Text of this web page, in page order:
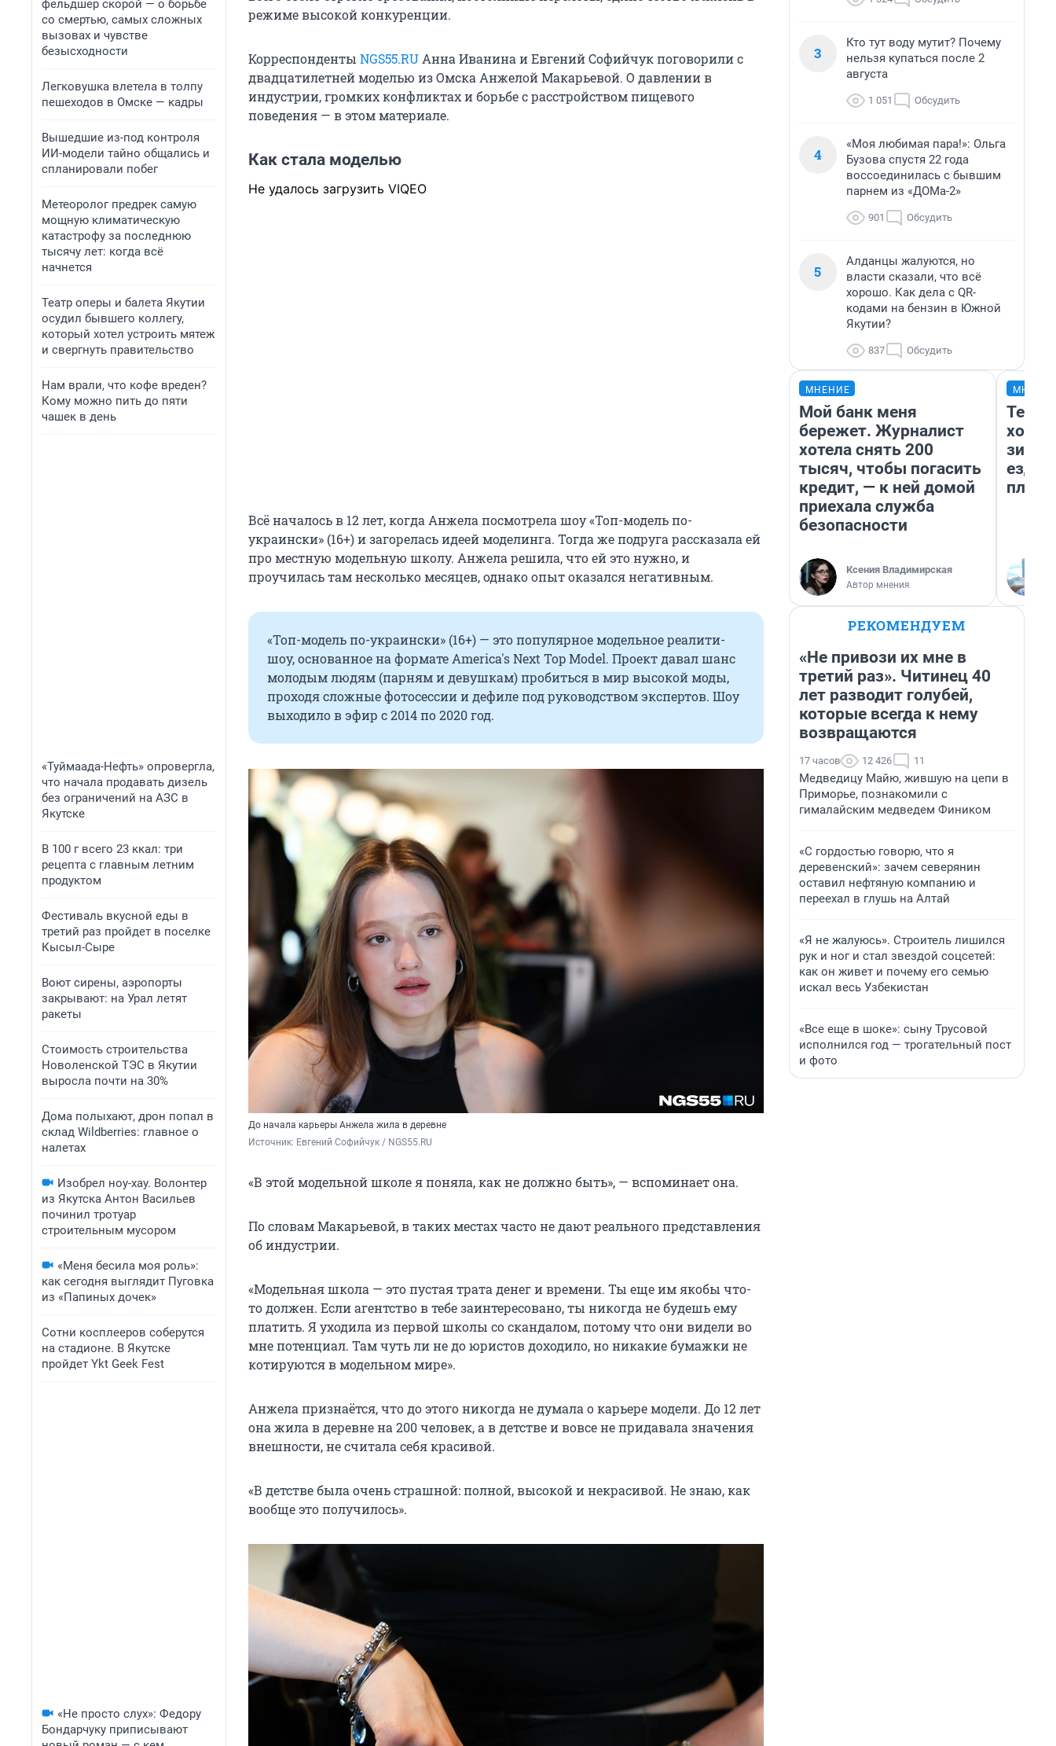
фельдшер скорой — о борьбе
со смертью, самых сложных
вызовах и чувстве
безысходности
Легковушка влетела в толпу
пешеходов в Омске — кадры
Вышедшие из-под контроля
ИИ-модели тайно общались и
спланировали побег
Метеоролог предрек самую
мощную климатическую
катастрофу за последнюю
тысячу лет: когда всё
начнется
Театр оперы и балета Якутии
осудил бывшего коллегу,
который хотел устроить мятеж
и свергнуть правительство
Нам врали, что кофе вреден?
Кому можно пить до пяти
чашек в день
«Туймаада-Нефть» опровергла,
что начала продавать дизель
без ограничений на АЗС в
Якутске
В 100 г всего 23 ккал: три
рецепта с главным летним
продуктом
Фестиваль вкусной еды в
третий раз пройдет в поселке
Кысыл-Сыре
Воют сирены, аэропорты
закрывают: на Урал летят
ракеты
Стоимость строительства
Новоленской ТЭС в Якутии
выросла почти на 30%
Дома полыхают, дрон попал в
склад Wildberries: главное о
налетах
Изобрел ноу-хау. Волонтер
из Якутска Антон Васильев
починил тротуар
строительным мусором
«Меня бесила моя роль»:
как сегодня выглядит Пуговка
из «Папиных дочек»
Сотни косплееров соберутся
на стадионе. В Якутске
пройдет Ykt Geek Fest
«Не просто слух»: Федору
Бондарчуку приписывают
режиме высокой конкуренции.
Корреспонденты NGS55.RU Анна Иванина и Евгений Софийчук поговорили с
двадцатилетней моделью из Омска Анжелой Макарьевой. О давлении в
индустрии, громких конфликтах и борьбе с расстройством пищевого
поведения — в этом материале.
Как стала моделью
Не удалось загрузить VIQEO
Всё началось в 12 лет, когда Анжела посмотрела шоу «Топ-модель по-
украински» (16+) и загорелась идеей моделинга. Тогда же подруга рассказала ей
про местную модельную школу. Анжела решила, что ей это нужно, и
проучилась там несколько месяцев, однако опыт оказался негативным.
«Топ-модель по-украински» (16+) — это популярное модельное реалити-
шоу, основанное на формате America's Next Top Model. Проект давал шанс
молодым людям (парням и девушкам) пробиться в мир высокой моды,
проходя сложные фотосессии и дефиле под руководством экспертов. Шоу
выходило в эфир с 2014 по 2020 год.
До начала карьеры Анжела жила в деревне
Источник: Евгений Софийчук / NGS55.RU
«В этой модельной школе я поняла, как не должно быть», — вспоминает она.
По словам Макарьевой, в таких местах часто не дают реального представления
об индустрии.
«Модельная школа — это пустая трата денег и времени. Ты еще им якобы что-
то должен. Если агентство в тебе заинтересовано, ты никогда не будешь ему
платить. Я уходила из первой школы со скандалом, потому что они видели во
мне потенциал. Там чуть ли не до юристов доходило, но никакие бумажки не
котируются в модельном мире».
Анжела признаётся, что до этого никогда не думала о карьере модели. До 12 лет
она жила в деревне на 200 человек, а в детстве и вовсе не придавала значения
внешности, не считала себя красивой.
«В детстве была очень страшной: полной, высокой и некрасивой. Не знаю, как
вообще это получилось».
3
Кто тут воду мутит? Почему
нельзя купаться после 2
августа
1 051 Обсудить
4
«Моя любимая пара!»: Ольга
Бузова спустя 22 года
воссоединилась с бывшим
парнем из «ДОМа-2»
901 Обсудить
5
Алданцы жалуются, но
власти сказали, что всё
хорошо. Как дела с QR-
кодами на бензин в Южной
Якутии?
837 Обсудить
МНЕНИЕ
Мой банк меня
бережет. Журналист
хотела снять 200
тысяч, чтобы погасить
кредит, — к ней домой
приехала служба
безопасности
Ксения Владимирская
Автор мнения
ездит
РЕКОМЕНДУЕМ
«Не привози их мне в
третий раз». Читинец 40
лет разводит голубей,
которые всегда к нему
возвращаются
17 часов 12 426 11
Медведицу Майю, жившую на цепи в
Приморье, познакомили с
гималайским медведем Фиником
«С гордостью говорю, что я
деревенский»: зачем северянин
оставил нефтяную компанию и
переехал в глушь на Алтай
«Я не жалуюсь». Строитель лишился
рук и ног и стал звездой соцсетей:
как он живет и почему его семью
искал весь Узбекистан
«Все еще в шоке»: сыну Трусовой
исполнился год — трогательный пост
и фото